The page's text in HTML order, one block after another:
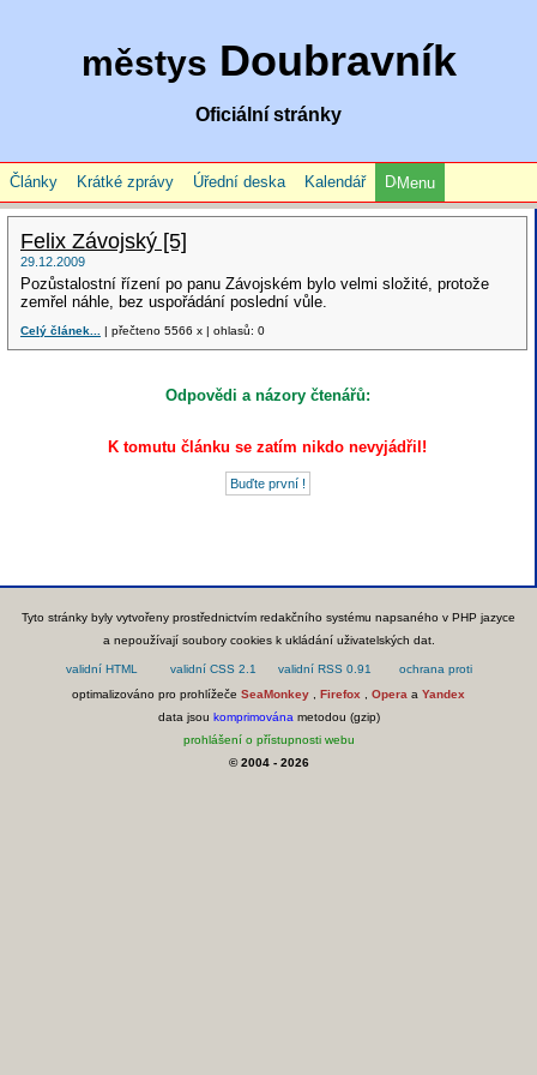
městys Doubravník
Oficiální stránky
Články Krátké zprávy Úřední deska Kalendář Menu
Felix Závojský [5]
29.12.2009
Pozůstalostní řízení po panu Závojském bylo velmi složité, protože
zemřel náhle, bez uspořádání poslední vůle.
Celý článek... | přečteno 5566 x | ohlasů: 0
Odpovědi a názory čtenářů:
K tomutu článku se zatím nikdo nevyjádřil!
Tyto stránky byly vytvořeny prostřednictvím redakčního systému napsaného v PHP jazyce
a nepoužívají soubory cookies k ukládání uživatelských dat.
optimalizováno pro prohlížeče SeaMonkey Firefox Opera a Yandex
data jsou komprimována metodou (gzip)
prohlášení o přístupnosti webu
© 2004 - 2026